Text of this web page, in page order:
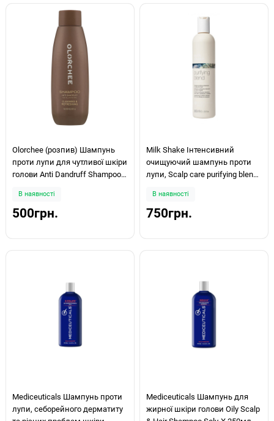
Olorchee (розпив) Шампунь
проти лупи для чутливої шкіри
голови Anti Dandruff Shampoo
В наявності
500грн.
Milk Shake Інтенсивний
очищуючий шампунь проти
лупи, Scalp care purifying blend
В наявності
750грн.
Mediceuticals Шампунь проти
лупи, себорейного дерматиту
Mediceuticals Шампунь для
жирної шкіри голови Oily Scalp